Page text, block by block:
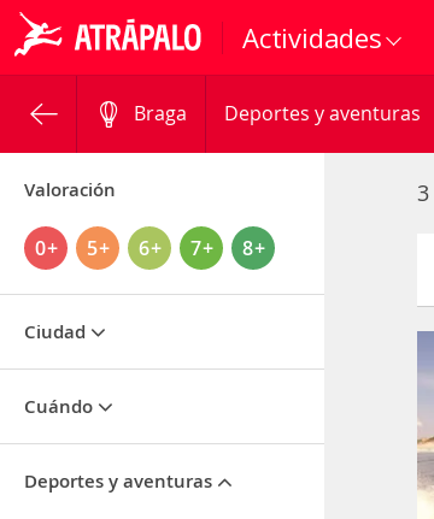
Actividades
Braga Deportes y aventuras
Valoración
0+ 5+ 6+ 7+ 8+
Ciudad
Cuándo
Deportes y aventuras
3